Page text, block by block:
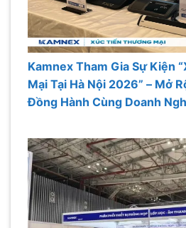
Kamnex Tham Gia Sự Kiện
Mại Tại Hà Nội 2026” – Mở
Đồng Hành Cùng Doanh